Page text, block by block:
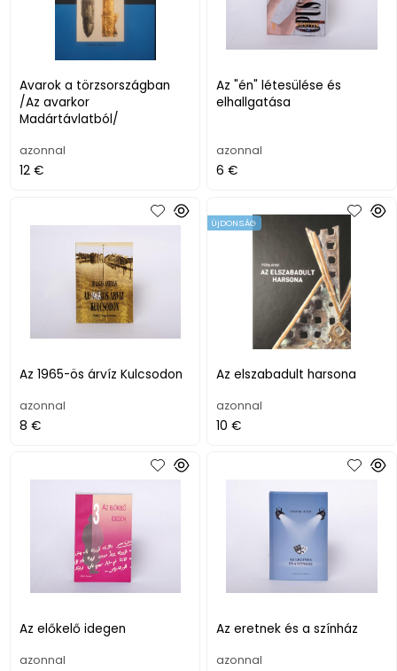
Avarok a törzsországban
/Az avarkor
Madártávlatból/
azonnal
12 €
Az "én" létesülése és
elhallgatása
azonnal
6 €
Az 1965-ös árvíz Kulcsodon
azonnal
8 €
Az elszabadult harsona
ÚjDONSÁG
azonnal
10 €
Az előkelő idegen
azonnal
Az eretnek és a színház
azonnal